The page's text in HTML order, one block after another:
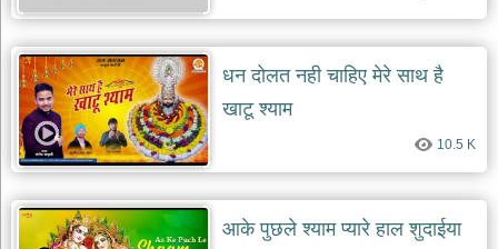
धन दोलत नही चाहिए मेरे साथ है
खाटू श्याम
10.5 K
आके पुछले श्याम प्यारे हाल शुदाईया